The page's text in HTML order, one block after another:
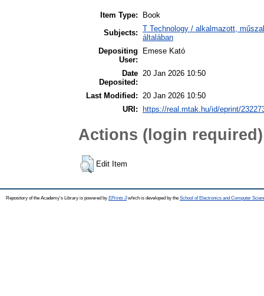
Item Type:
Book
Subjects: T Technology / alkalmazott,
általában
Depositing
User:
Emese Kató
Date
Deposited:
20 Jan 2026 10:50
Last Modified:
20 Jan 2026 10:50
URI:
https://real.mtak.hu/id/eprint/
Actions (login required)
Edit Item
Repository of the Academy's Library is powered by EPrints 3which is developed by the School of Electronics and Computer